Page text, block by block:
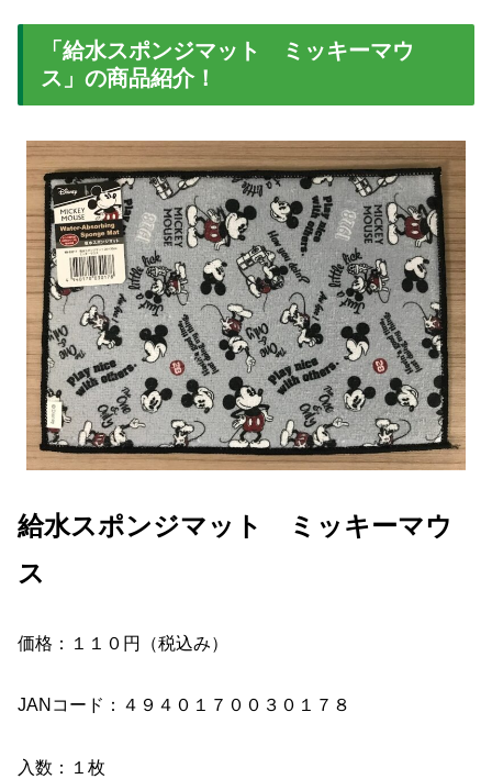
「給水スポンジマット ミッキーマウ
ス」の商品紹介！
給水スポンジマット ミッキーマウ
ス
価格：１１０円（税込み）
JANコード：４９４０１７００３０１７８
入数：１枚